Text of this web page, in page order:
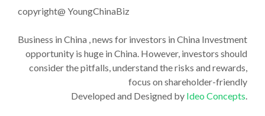
copyright@ YoungChinaBiz
Business in China , news for investors in China Investment
opportunity is huge in China. However, investors should
consider the pitfalls, understand the risks and rewards,
focus on shareholder-friendly
Developed and Designed by Ideo Concepts.